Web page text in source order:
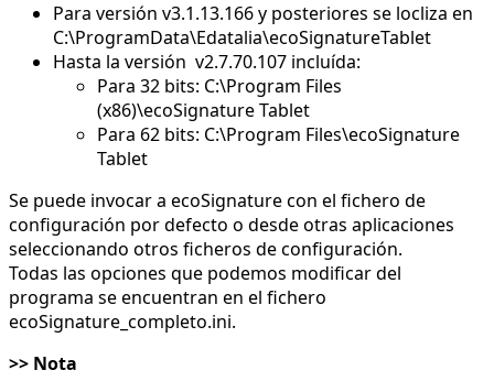
Para versión v3.1.13.166 y posteriores se locliza en
C:\ProgramData\Edatalia\ecoSignatureTablet
Hasta la versión v2.7.70.107 incluída:
Para 32 bits: C:\Program Files
(x86)\ecoSignature Tablet
Para 62 bits: C:\Program Files\ecoSignature
Tablet
Se puede invocar a ecoSignature con el fichero de
configuración por defecto o desde otras aplicaciones
seleccionando otros ficheros de configuración.
Todas las opciones que podemos modificar del
programa se encuentran en el fichero
ecoSignature_completo.ini.
>> Nota